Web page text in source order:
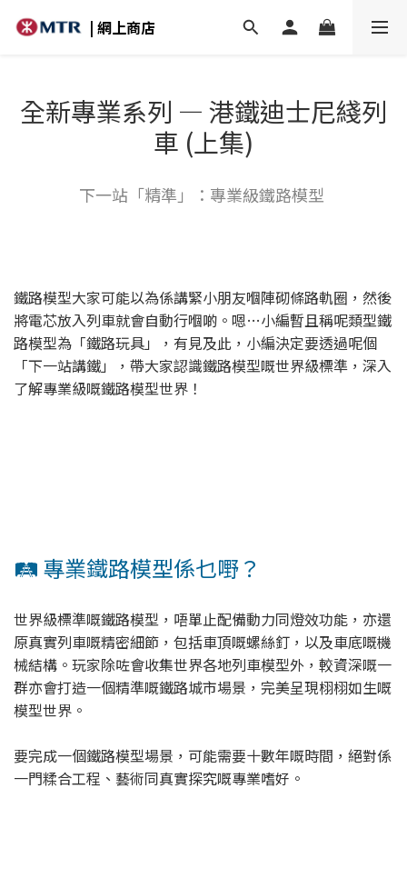
| 網上商店
全新專業系列 — 港鐵迪士尼綫列
車 (上集)
下一站「精準」：專業級鐵路模型
鐵路模型大家可能以為係講緊小朋友嗰陣砌條路軌圈，然後
將電芯放入列車就會自動行嗰啲。嗯…小編暫且稱呢類型鐵
路模型為「鐵路玩具」，有見及此，小編決定要透過呢個
「下一站講鐵」，帶大家認識鐵路模型嘅世界級標準，深入
了解專業級嘅鐵路模型世界！
🛤️ 專業鐵路模型係乜嘢？
世界級標準嘅鐵路模型，唔單止配備動力同燈效功能，亦還
原真實列車嘅精密細節，包括車頂嘅螺絲釘，以及車底嘅機
械結構。玩家除咗會收集世界各地列車模型外，較資深嘅一
群亦會打造一個精準嘅鐵路城市場景，完美呈現栩栩如生嘅
模型世界。
要完成一個鐵路模型場景，可能需要十數年嘅時間，絕對係
一門糅合工程、藝術同真實探究嘅專業嗜好。